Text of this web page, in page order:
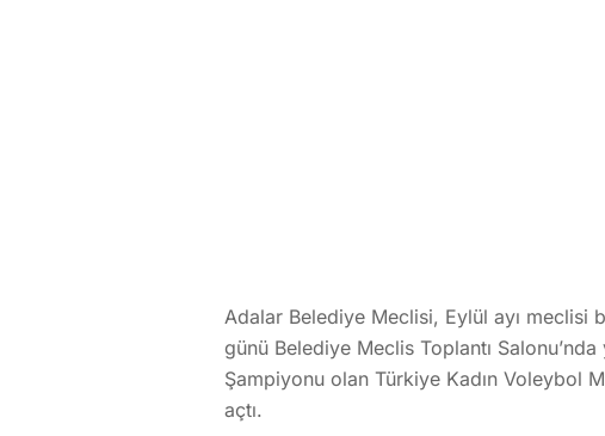
Adalar Belediye Meclisi, Eylül ayı meclisi
günü Belediye Meclis Toplantı Salonu’nda
Şampiyonu olan Türkiye Kadın Voleybol
açtı.